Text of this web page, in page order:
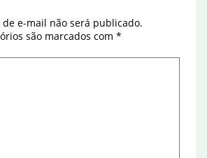
e-mail não será publicado.
são marcados com *